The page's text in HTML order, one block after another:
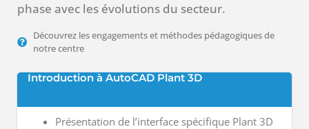
phase avec les évolutions du secteur.
Découvrez les engagements et méthodes pédagogiques de
notre centre
Introduction à AutoCAD Plant 3D
Présentation de l’interface spécifique Plant 3D